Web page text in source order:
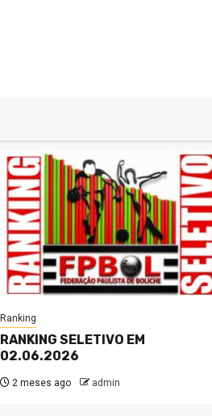
Ranking
RANKING SELETIVO EM
02.06.2026
2 meses ago admin